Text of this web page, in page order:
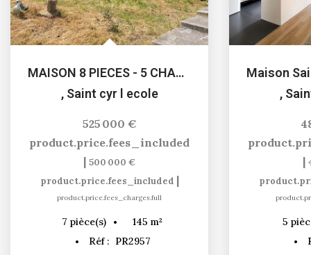
MAISON 8 PIECES - 5 CHAMBRES
, Saint cyr l ecole
525 000 €
product.price.fees_included
| 500 000 €
product.price.fees_included |
product.price.fees_charges.full
7 pièce(s) 145 m²
Réf : PR2957
,
|
5